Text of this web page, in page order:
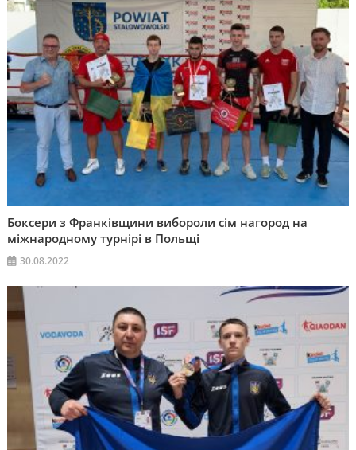
Боксери з Франківщини вибороли сім нагород на
міжнародному турнірі в Польщі
30.08.2022